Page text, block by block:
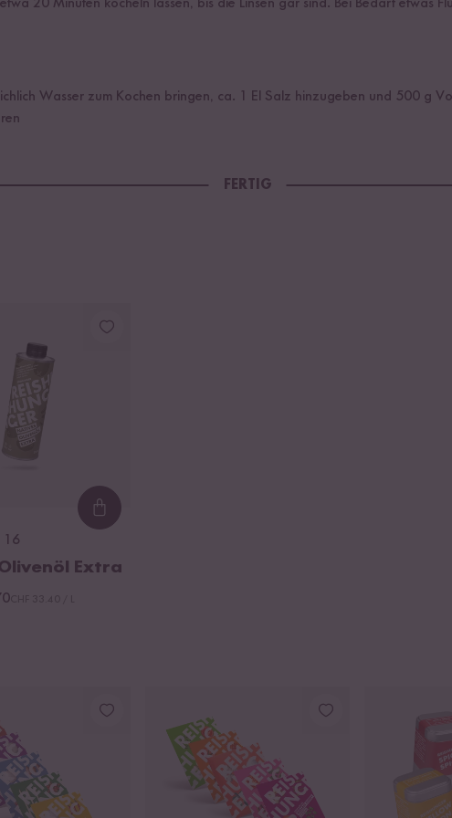
20 Minuten köcheln lassen, bis die Linsen gar sind. Bei Bedarf etwas
Wasser zum Kochen bringen, ca. 1 El Salz hinzugeben und 500 g
FERTIG
Loading...
16
Extra